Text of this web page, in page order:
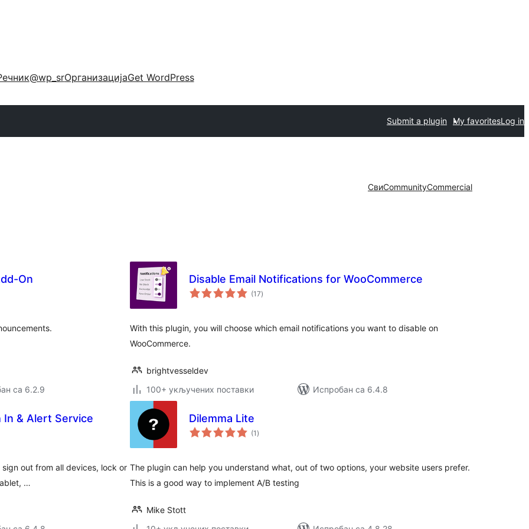
@wp_srОрганизацијаGet WordPress
Submit a plugin My favoritesLog in
СвиCommunityCommercial
On
са 6.2.9
Disable Email Notifications for WooCommerce
(17укупних
оцена
)
With this plugin, you will choose which email notifications you want to disable on
WooCommerce.
brightvesseldev
100+ укључених поставки
Испробан са 6.4.8
In & Alert Service
out from all devices, lock or
…
Dilemma Lite
(1 укупних
оцена
)
The plugin can help you understand what, out of two options, your website users prefer.
This is a good way to implement A/B testing
Mike Stott